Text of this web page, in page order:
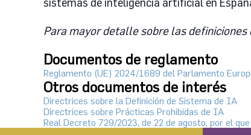
Para mayor detalle sobre las
Documentos de reglamento
Reglamento (UE) 2024/1689 del Parlamento
Otros documentos de interés
Directrices sobre la Definición de Sistema de IA
Directrices sobre Prácticas Prohibidas de IA
Real Decreto 729/2023, de 22 de agosto, por el